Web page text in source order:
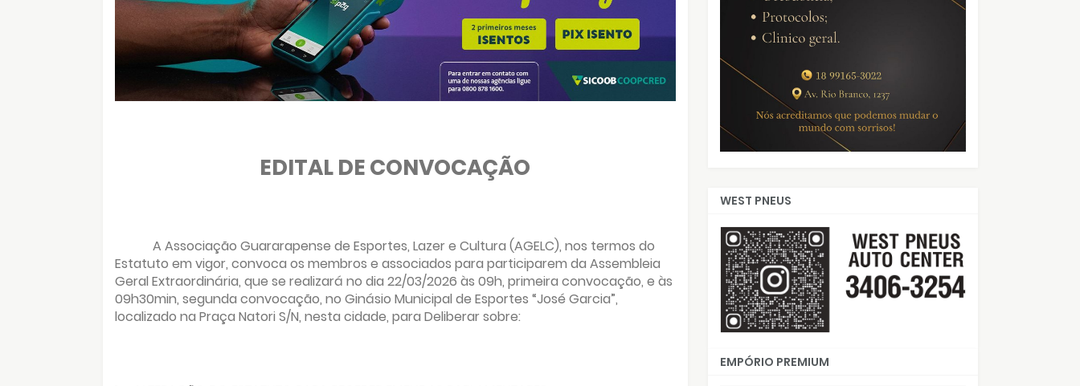
EDITAL DE CONVOCAÇÃO
A Associação Guararapense de Esportes, Lazer e Cultura (AGELC), nos termos do
Estatuto em vigor, convoca os membros e associados para participarem da Assembleia
Geral Extraordinária, que se realizará no dia 22/03/2026 às 09h, primeira convocação, e às
09h30min, segunda convocação, no Ginásio Municipal de Esportes “José Garcia”,
localizado na Praça Natori S/N, nesta cidade, para Deliberar sobre:
WEST PNEUS
EMPÓRIO PREMIUM